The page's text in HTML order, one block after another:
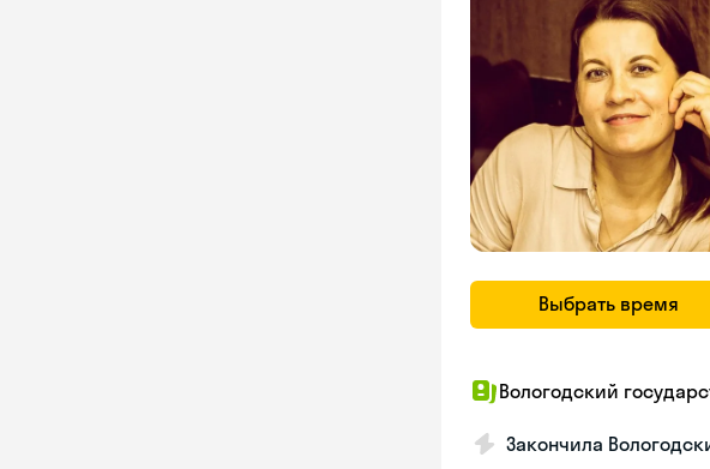
Выбрать время
Вологодский
Закончила